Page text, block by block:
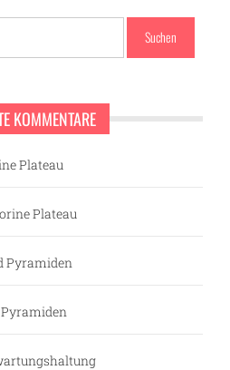
KOMMENTARE
Plateau
Plateau
Pyramiden